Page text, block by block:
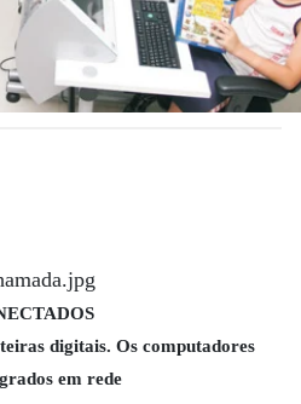
digitais. Os computadores
em rede